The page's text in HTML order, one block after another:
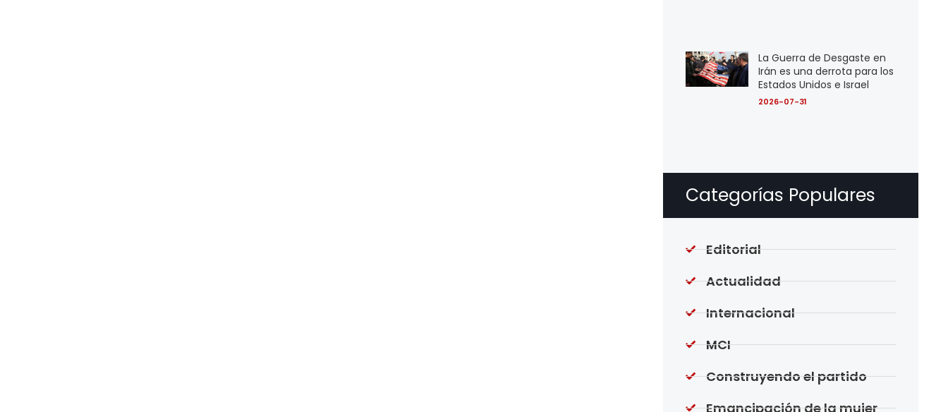
La Guerra de Desgaste en
Irán es una derrota para los
Estados Unidos e Israel
2026-07-31
Categorías Populares
Editorial
Actualidad
Internacional
MCI
Construyendo el partido
Emancipación de la mujer